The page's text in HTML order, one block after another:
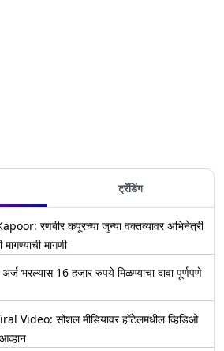
ट्रेंडिंग
रणबीर कपूरच्या जुन्या वक्तव्यावर अभिनेत्री
मागणी
भरल्यास 16 हजार रुपये मिळण्याचा दावा पूर्णपणे
Video: सोशल मीडियावर हॉटेलमधील व्हिडिओ